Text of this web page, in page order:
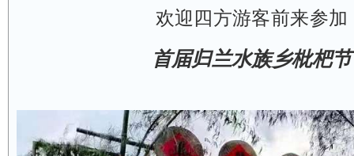
欢迎四方游客前来参加
首届归兰水族乡枇杷节